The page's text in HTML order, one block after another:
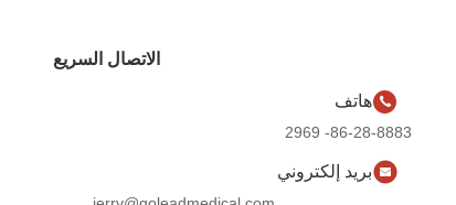
الاتصال السريع
هاتف
86-28-8883- 2969
بريد إلكتروني